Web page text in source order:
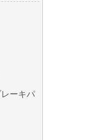
ーキパ